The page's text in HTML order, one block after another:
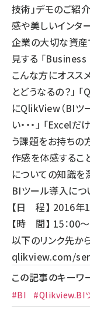
技術」デモのご紹
感や美しいインタ
企業の大切な資産
見する 「
こんな方にオスス
とどうなるの？」
にQlikView（BIツ
い・・・」 「Excel
う課題をお持ち
作感を体感するこ
についての知識を
BIツール導入につ
【日 程】 2016年1
【時 間】 15：00
以下のリンク先
qlikview.com/
この記事のキーワ
#BI #Qlikview.BI